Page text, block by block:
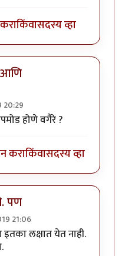
किंवासदस्य व्हा
20:29
संभाषणंbyतमराज किल्विष
होणे वगैरे ?
कराकिंवासदस्य व्हा
पण
21:06
लक्षात येत नाही.